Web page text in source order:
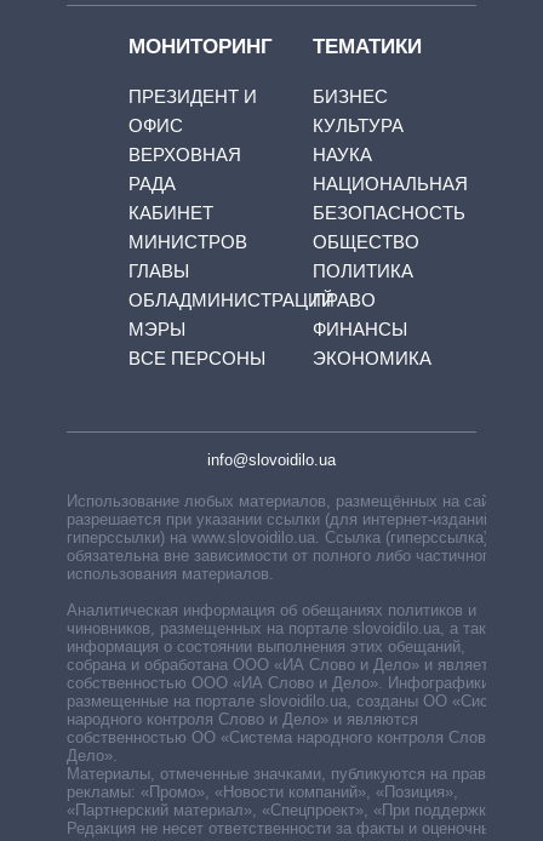
МОНИТОРИНГ
ПРЕЗИДЕНТ И
ОФИС
ВЕРХОВНАЯ
РАДА
КАБИНЕТ
МИНИСТРОВ
ГЛАВЫ
ОБЛАДМИНИСТРАЦИЙ
МЭРЫ
ВСЕ ПЕРСОНЫ
ТЕМАТИКИ
БИЗНЕС
КУЛЬТУРА
НАУКА
НАЦИОНАЛЬНАЯ
БЕЗОПАСНОСТЬ
ОБЩЕСТВО
ПОЛИТИКА
ПРАВО
ФИНАНСЫ
ЭКОНОМИКА
info@slovoidilo.ua
Использование любых материалов, размещённых на сайте,
разрешается при указании ссылки (для интернет-изданий —
гиперссылки) на www.slovoidilo.ua. Ссылка (гиперссылка)
обязательна вне зависимости от полного либо частичного
использования материалов.
Аналитическая информация об обещаниях политиков и
чиновников, размещенных на портале slovoidilo.ua, а также
информация о состоянии выполнения этих обещаний,
собрана и обработана ООО «ИА Слово и Дело» и является
собственностью ООО «ИА Слово и Дело». Инфографики,
размещенные на портале slovoidilo.ua, созданы ОО «Система
народного контроля Слово и Дело» и являются
собственностью ОО «Система народного контроля Слово и
Дело».
Материалы, отмеченные значками, публикуются на правах
рекламы: «Промо», «Новости компаний», «Позиция»,
«Партнерский материал», «Спецпроект», «При поддержке».
Редакция не несет ответственности за факты и оценочные